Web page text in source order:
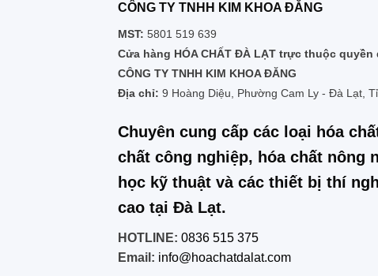
CÔNG TY TNHH KIM KHOA ĐĂNG
MST: 5801 519 639
Cửa hàng HÓA CHẤT ĐÀ LẠT trực thuộc
CÔNG TY TNHH KIM KHOA ĐĂNG
Địa chỉ: 9 Hoàng Diệu, Phường Cam Ly - Đà Lạt,
Chuyên cung cấp các loại hóa
chất công nghiệp, hóa chất nông
học kỹ thuật và các thiết bị thí
cao tại Đà Lạt.
HOTLINE: 0836 515 375
Email: info@hoachatdalat.com